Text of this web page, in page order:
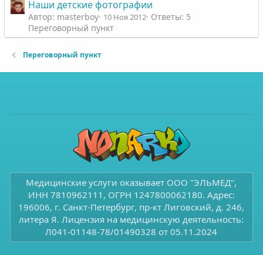
Наши детские фотографии
Автор: masterboy 10 Ноя 2012 Ответы: 5
Переговорный пункт
Переговорный пункт
Медицинские услуги оказывает ООО "ЭЛЬМЕД",
ИНН 7810962111, ОГРН 1247800062180. Адрес:
196006, г. Санкт-Петербург, пр-кт Лиговский, д. 246,
литера Я. Лицензия на медицинскую деятельность:
Л041-01148-78/01490328 от 05.11.2024